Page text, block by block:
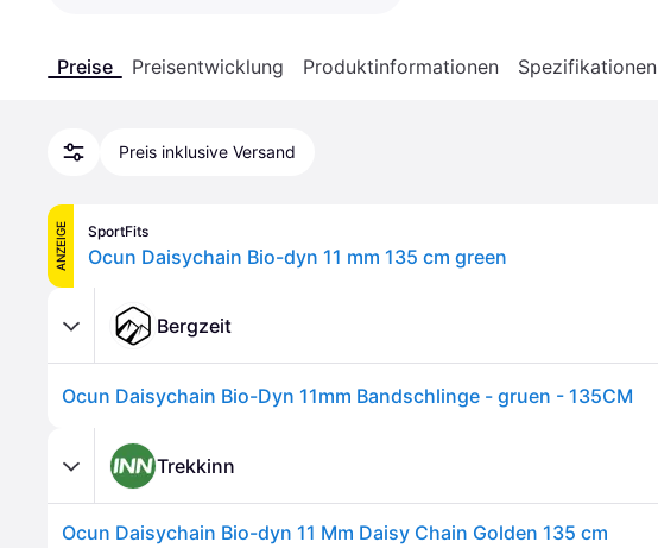
Preise Preisentwicklung Produktinformationen Spezifikationen
Preis inklusive Versand
ANZEIGE SportFits
Ocun Daisychain Bio-dyn 11 mm 135 cm green
Bergzeit
Ocun Daisychain Bio-Dyn 11mm Bandschlinge - gruen - 135CM
Trekkinn
Ocun Daisychain Bio-dyn 11 Mm Daisy Chain Golden 135 cm